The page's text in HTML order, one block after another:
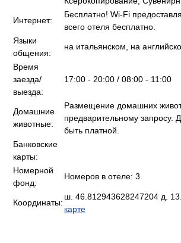
Интернет:
Бесплатно! Wi-Fi
всего отеля бесплатно.
Языки
общения:
на итальянском, на
Время
заезда/
выезда:
17:00 - 20:00 / 08:00 - 11:00
Домашние
животные:
Размещение домашних
предварительному запросу.
быть платной.
Банковские
карты:
Номерной
фонд:
Номеров в отеле: 3
Координаты:
ш. 46.812943628247204 д.
карте